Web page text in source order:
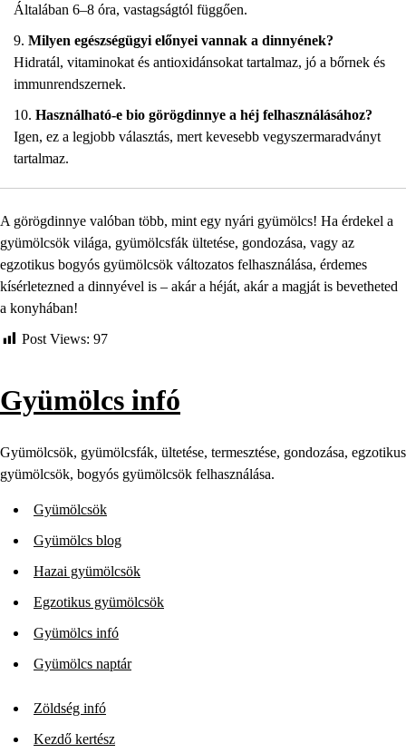
Általában 6–8 óra, vastagságtól függően.
Milyen egészségügyi előnyei vannak a dinnyének?
Hidratál, vitaminokat és antioxidánsokat tartalmaz, jó a bőrnek és
immunrendszernek.
Használható-e bio görögdinnye a héj felhasználásához?
Igen, ez a legjobb választás, mert kevesebb vegyszermaradványt
tartalmaz.
A görögdinnye valóban több, mint egy nyári gyümölcs! Ha érdekel a
gyümölcsök világa, gyümölcsfák ültetése, gondozása, vagy az
egzotikus bogyós gyümölcsök változatos felhasználása, érdemes
kísérletezned a dinnyével is – akár a héját, akár a magját is bevetheted
a konyhában!
Post Views: 97
Gyümölcs infó
Gyümölcsök, gyümölcsfák, ültetése, termesztése, gondozása, egzotikus
gyümölcsök, bogyós gyümölcsök felhasználása.
Gyümölcsök
Gyümölcs blog
Hazai gyümölcsök
Egzotikus gyümölcsök
Gyümölcs infó
Gyümölcs naptár
Zöldség infó
Kezdő kertész